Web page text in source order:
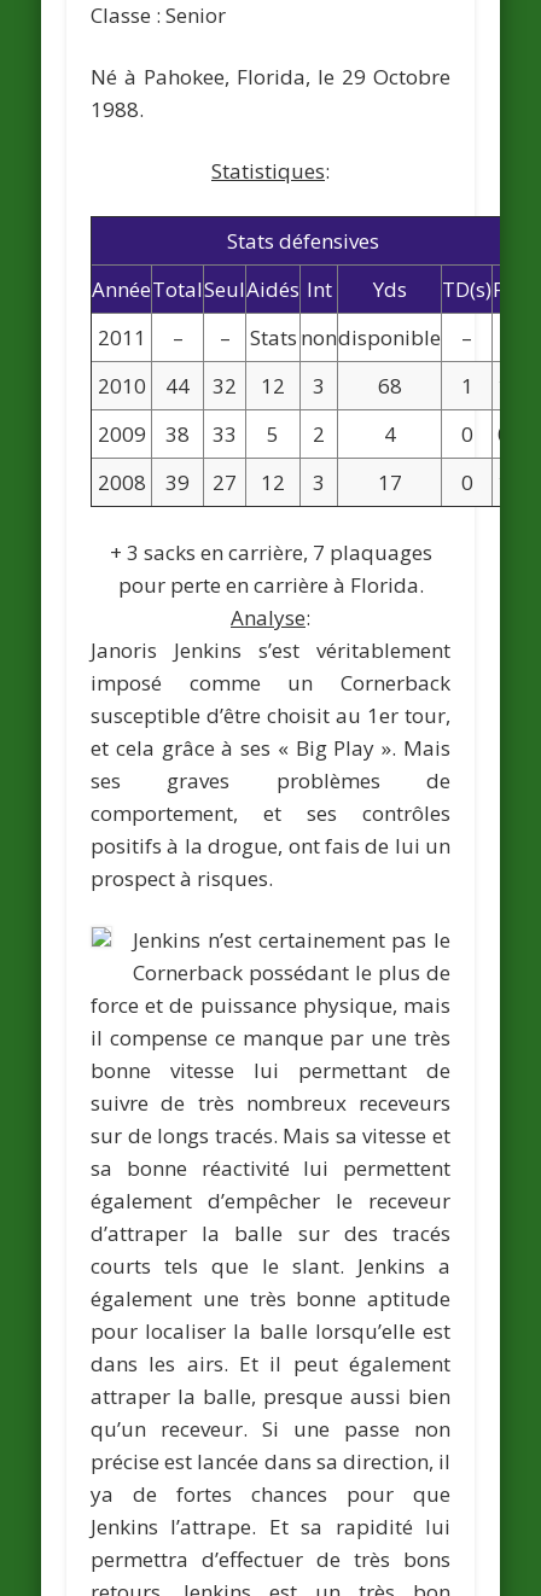
Classe : Senior
Né à Pahokee, Florida, le 29 Octobre
1988.
Statistiques:
Stats défensives
AnnéeTotalSeulAidés Int Yds TD(s)FF
2011
– – Stats nondisponible –
2010
44 32 12 3 68 1
1
2009
38 33 5 2 4 0
0
2008
39 27 12 3 17 0 1
+ 3 sacks en carrière, 7 plaquages
pour perte en carrière à Florida.
Analyse:
Janoris Jenkins s’est véritablement
imposé comme un Cornerback
susceptible d’être choisit au 1er tour,
et cela grâce à ses « Big Play ». Mais
ses graves problèmes de
comportement, et ses contrôles
positifs à la drogue, ont fais de lui un
prospect à risques.
Jenkins n’est certainement pas le
Cornerback possédant le plus de
force et de puissance physique, mais
il compense ce manque par une très
bonne vitesse lui permettant de
suivre de très nombreux receveurs
sur de longs tracés. Mais sa vitesse et
sa bonne réactivité lui permettent
également d’empêcher le receveur
d’attraper la balle sur des tracés
courts tels que le slant. Jenkins a
également une très bonne aptitude
pour localiser la balle lorsqu’elle est
dans les airs. Et il peut également
attraper la balle, presque aussi bien
qu’un receveur. Si une passe non
précise est lancée dans sa direction, il
ya de fortes chances pour que
Jenkins l’attrape. Et sa rapidité lui
permettra d’effectuer de très bons